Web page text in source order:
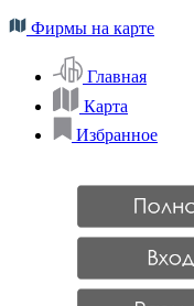
Фирмы на карте
Главная
Карта
Избранное